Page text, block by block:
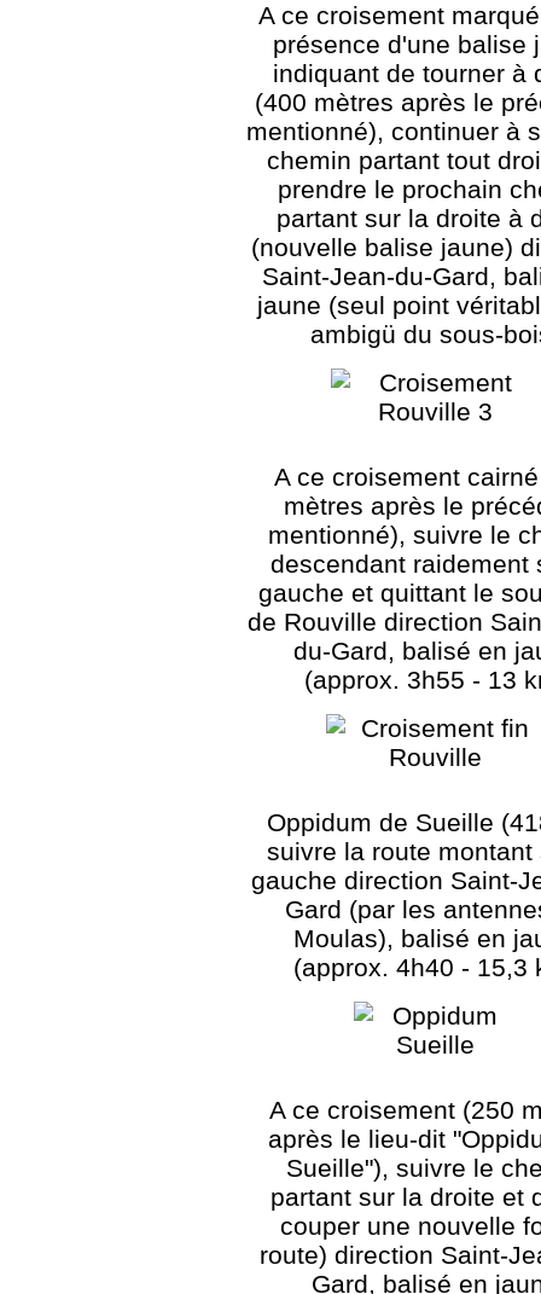
A ce croisement
présence d'une balise
indiquant de tourner à
(400 mètres après le
mentionné), continuer à
chemin partant tout
prendre le prochain
partant sur la droite à
(nouvelle balise jaune)
Saint-Jean-du-Gard,
jaune (seul point
ambigü du sous-
A ce croisement
mètres après le
mentionné), suivre le
descendant raidement
gauche et quittant le
de Rouville direction
du-Gard, balisé en
(approx. 3h55 - 13
Oppidum de Sueille
suivre la route montant
gauche direction Saint-
Gard (par les
Moulas), balisé en
(approx. 4h40 - 15,3
A ce croisement (250
après le lieu-dit
Sueille"), suivre le
partant sur la droite et
couper une nouvelle
route) direction Saint-
Gard, balisé en